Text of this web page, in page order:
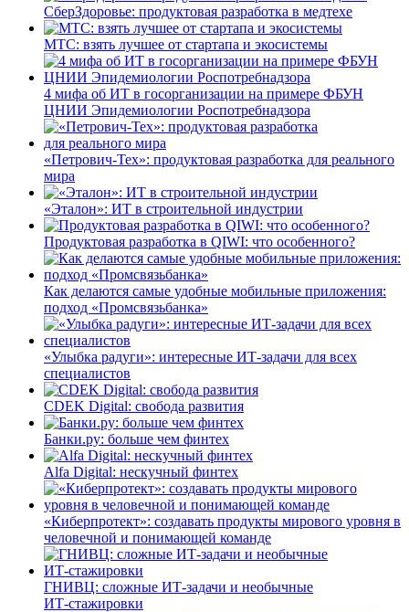
СберЗдоровье: продуктовая разработка в медтехе
МТС: взять лучшее от стартапа и экосистемы
4 мифа об ИТ в госорганизации на примере ФБУН
ЦНИИ Эпидемиологии Роспотребнадзора
«Петрович-Тех»: продуктовая разработка для реального
мира
«Эталон»: ИТ в строительной индустрии
Продуктовая разработка в QIWI: что особенного?
Как делаются самые удобные мобильные приложения:
подход «Промсвязьбанка»
«Улыбка радуги»: интересные ИТ-задачи для всех
специалистов
CDEK Digital: свобода развития
Банки.ру: больше чем финтех
Alfa Digital: нескучный финтех
«Киберпротект»: создавать продукты мирового уровня в
человечной и понимающей команде
ГНИВЦ: сложные ИТ‑задачи и необычные
ИТ‑стажировки